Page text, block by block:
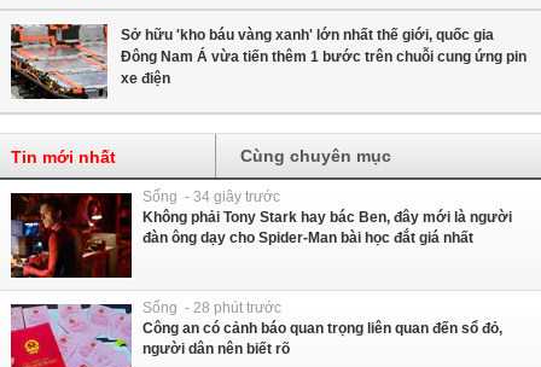
Sở hữu 'kho báu vàng xanh' lớn nhất thế giới, quốc gia
Đông Nam Á vừa tiến thêm 1 bước trên chuỗi cung ứng pin
xe điện
Tin mới nhất Cùng chuyên mục
Sống - 34 giây trước
Không phải Tony Stark hay bác Ben, đây mới là người
đàn ông dạy cho Spider-Man bài học đắt giá nhất
Sống - 28 phút trước
Công an có cảnh báo quan trọng liên quan đến sổ đỏ,
người dân nên biết rõ